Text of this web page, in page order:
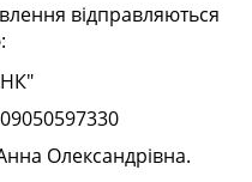
відправляються
Олександрівна.